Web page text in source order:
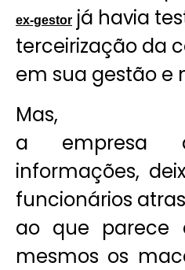
ex-gestor já havia
terceirização da
em sua gestão e
Mas,
a empresa
informações,
funcionários
ao que parece
mesmos os